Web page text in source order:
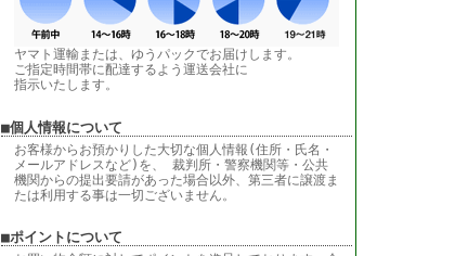
ヤマト運輸または、ゆうパックでお届けします。
ご指定時間帯に配達するよう運送会社に
指示いたします。
■個人情報について
お客様からお預かりした大切な個人情報(住所・氏名・
メールアドレスなど)を、 裁判所・警察機関等・公共
機関からの提出要請があった場合以外、第三者に譲渡ま
たは利用する事は一切ございません。
■ポイントについて